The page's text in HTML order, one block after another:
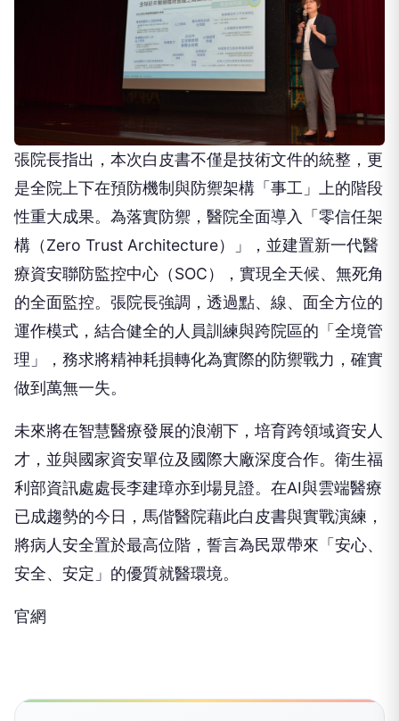
張院長指出，本次白皮書不僅是技術文件的統整，更
是全院上下在預防機制與防禦架構「事工」上的階段
性重大成果。為落實防禦，醫院全面導入「零信任架
構（Zero Trust Architecture）」，並建置新一代醫
療資安聯防監控中心（SOC），實現全天候、無死角
的全面監控。張院長強調，透過點、線、面全方位的
運作模式，結合健全的人員訓練與跨院區的「全境管
理」，務求將精神耗損轉化為實際的防禦戰力，確實
做到萬無一失。
未來將在智慧醫療發展的浪潮下，培育跨領域資安人
才，並與國家資安單位及國際大廠深度合作。衛生福
利部資訊處處長李建璋亦到場見證。在AI與雲端醫療
已成趨勢的今日，馬偕醫院藉此白皮書與實戰演練，
將病人安全置於最高位階，誓言為民眾帶來「安心、
安全、安定」的優質就醫環境。
官網